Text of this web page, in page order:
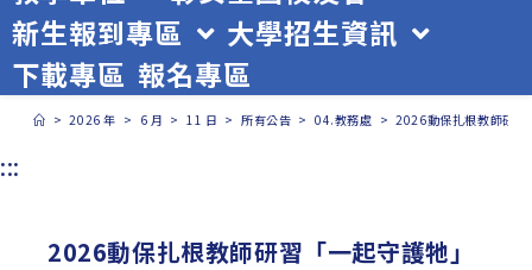
內
容
新生報到專區
大學招生資訊
下載專區 報名專區
> 2026 年 > 6 月 > 11 日 > 所有公告 > 04.教務處 > 2026動保扎根教師研習
:::
2026動保扎根教師研習「一起守護牠」